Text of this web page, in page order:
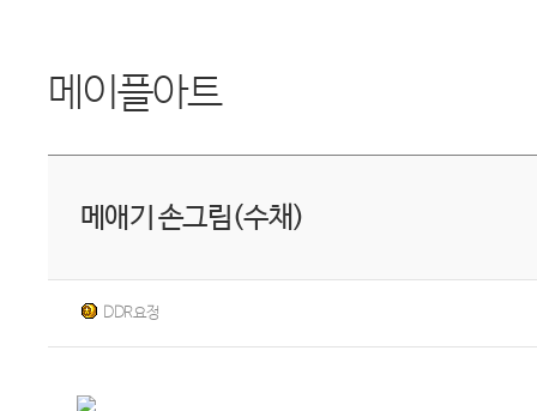
메이플아트
메애기 손그림(수채)
DDR요정